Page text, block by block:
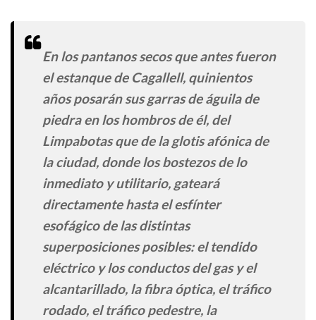
En los pantanos secos que antes fueron
el estanque de Cagallell, quinientos
años posarán sus garras de águila de
piedra en los hombros de él, del
Limpabotas que de la glotis afónica de
la ciudad, donde los bostezos de lo
inmediato y utilitario, gateará
directamente hasta el esfínter
esofágico de las distintas
superposiciones posibles: el tendido
eléctrico y los conductos del gas y el
alcantarillado, la fibra óptica, el tráfico
rodado, el tráfico pedestre, la